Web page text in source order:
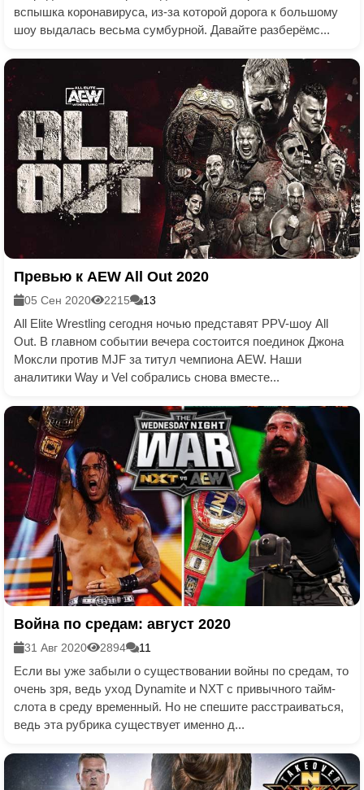
вспышка коронавируса, из-за которой дорога к большому
шоу выдалась весьма сумбурной. Давайте разберёмс...
Превью к AEW All Out 2020
05 Сен 2020 2215 13
All Elite Wrestling сегодня ночью представят PPV-шоу All
Out. В главном событии вечера состоится поединок Джона
Моксли против MJF за титул чемпиона AEW. Наши
аналитики Way и Vel собрались снова вместе...
Война по средам: август 2020
31 Авг 2020 2894 11
Если вы уже забыли о существовании войны по средам, то
очень зря, ведь уход Dynamite и NXT с привычного тайм-
слота в среду временный. Но не спешите расстраиваться,
ведь эта рубрика существует именно д...